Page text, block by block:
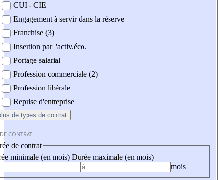
CUI - CIE
Engagement à servir dans la réserve
Franchise (3)
Insertion par l'activ.éco.
Portage salarial
Profession commerciale (2)
Profession libérale
Reprise d'entreprise
de types de contrat
CONTRAT
de contrat
minimale (en mois) Durée maximale (en mois)
mois